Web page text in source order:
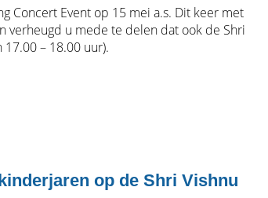
Concert Event op 15 mei a.s. Dit keer met
verheugd u mede te delen dat ook de Shri
– 18.00 uur).
op de Shri Vishnu